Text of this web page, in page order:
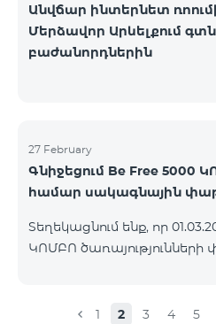
Անվճար ինտերնետ
Մերձավոր Արևելքում
բաժանորդներին
27 February
Գնիջեցում Be Free 5000
համար սակագնային
Տեղեկացնում ենք, որ
ԿՈՄԲՈ
ՀՀ դրամի փոխարեն
1 2 3 4 5